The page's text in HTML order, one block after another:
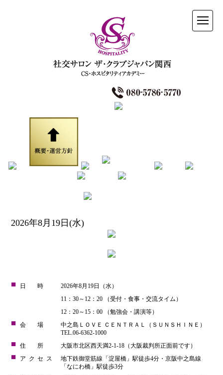
2026年8月19日(水)
日時
2026年8月19日（水）
11：30～12：20 （受付・食事・交流タイム）
12：20～15：00 （勉強会・講演等）
会場
中之島ＬＯＶＥ ＣＥＮＴＲＡＬ（ＳＵＮＳＨＩＮＥ）
TEL.06-6362-1000
住所
大阪市北区西天満2-1-18（大阪裁判所正面前です）
アクセス
地下鉄御堂筋線「淀屋橋」駅徒歩4分・京阪中之島線
「なにわ橋」駅徒歩3分